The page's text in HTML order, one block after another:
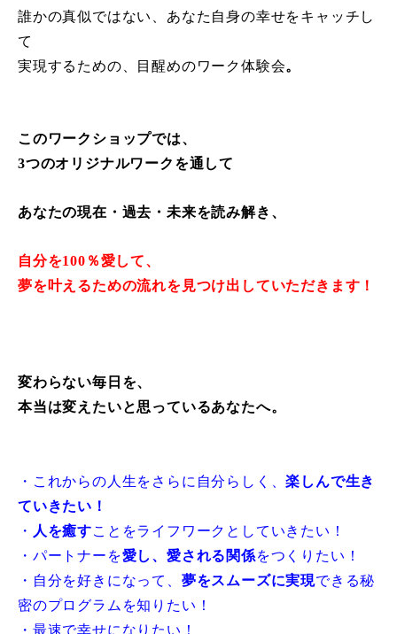
誰かの真似ではない、 あなた自身の幸せをキャッチし
て
実現するための、目醒めのワーク体験会。
このワークショップでは、
3つのオリジナルワークを通して
あなたの現在・過去・未来を読み解き、
自分を100％愛して、
夢を叶えるための流れを見つけ出していただきます！
変わらない毎日を、
本当は変えたいと思っているあなたへ。
・これからの人生をさらに自分らしく、楽しんで生き
ていきたい！
・ 人を癒すことをライフワークとしていきたい！
・パートナーを愛し、愛される関係をつくりたい！
・自分を好きになって、 夢をスムーズに実現できる秘
密のプログラムを知りたい！
・最速で幸せになりたい！